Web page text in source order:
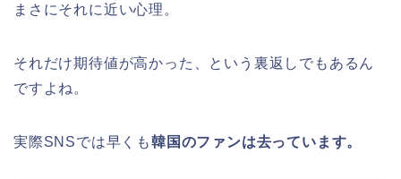
まさにそれに近い心理。
それだけ期待値が高かった、という裏返しでもあるん
ですよね。
実際SNSでは早くも韓国のファンは去っています。